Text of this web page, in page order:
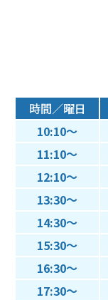
時間／曜日
10:10～
11:10～
12:10～
13:30～
14:30～
15:30～
16:30～
17:30～